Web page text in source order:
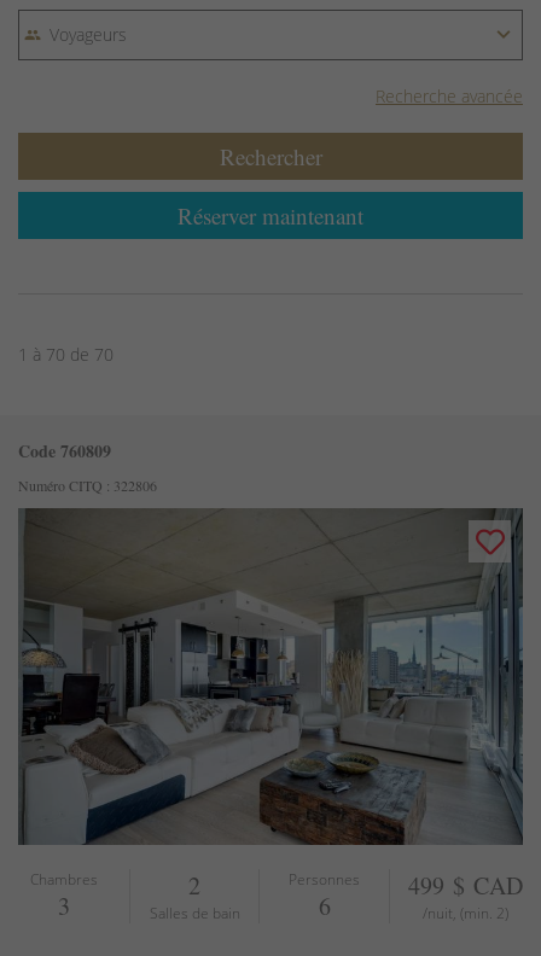
Recherche avancée
Réserver maintenant
Rechercher
1 à 70 de 70
Code 760809
Numéro CITQ : 322806
Chambres
3
2
Salles de bain
Personnes
6
499 $ CAD
/nuit, (min. 2)